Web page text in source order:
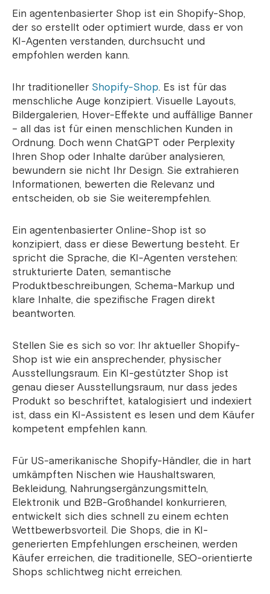
Ein agentenbasierter Shop ist ein Shopify-Shop,
der so erstellt oder optimiert wurde, dass er von
KI-Agenten verstanden, durchsucht und
empfohlen werden kann.
Ihr traditioneller Shopify-Shop. Es ist für das
menschliche Auge konzipiert. Visuelle Layouts,
Bildergalerien, Hover-Effekte und auffällige Banner
– all das ist für einen menschlichen Kunden in
Ordnung. Doch wenn ChatGPT oder Perplexity
Ihren Shop oder Inhalte darüber analysieren,
bewundern sie nicht Ihr Design. Sie extrahieren
Informationen, bewerten die Relevanz und
entscheiden, ob sie Sie weiterempfehlen.
Ein agentenbasierter Online-Shop ist so
konzipiert, dass er diese Bewertung besteht. Er
spricht die Sprache, die KI-Agenten verstehen:
strukturierte Daten, semantische
Produktbeschreibungen, Schema-Markup und
klare Inhalte, die spezifische Fragen direkt
beantworten.
Stellen Sie es sich so vor: Ihr aktueller Shopify-
Shop ist wie ein ansprechender, physischer
Ausstellungsraum. Ein KI-gestützter Shop ist
genau dieser Ausstellungsraum, nur dass jedes
Produkt so beschriftet, katalogisiert und indexiert
ist, dass ein KI-Assistent es lesen und dem Käufer
kompetent empfehlen kann.
Für US-amerikanische Shopify-Händler, die in hart
umkämpften Nischen wie Haushaltswaren,
Bekleidung, Nahrungsergänzungsmitteln,
Elektronik und B2B-Großhandel konkurrieren,
entwickelt sich dies schnell zu einem echten
Wettbewerbsvorteil. Die Shops, die in KI-
generierten Empfehlungen erscheinen, werden
Käufer erreichen, die traditionelle, SEO-orientierte
Shops schlichtweg nicht erreichen.